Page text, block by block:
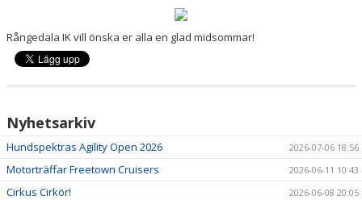
VÅRA LAG/TRÄNARE
STYRELSE
SPONSRING
Rångedala IK vill önska er alla en glad midsommar!
Nyhetsarkiv
Hundspektras Agility Open 2026 2026-07-06 18:56
Motorträffar Freetown Cruisers 2026-06-11 10:43
Cirkus Cirkör! 2026-06-08 20:05